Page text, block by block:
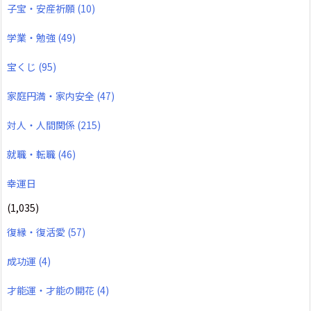
子宝・安産祈願 (10)
学業・勉強 (49)
宝くじ (95)
家庭円満・家内安全 (47)
対人・人間関係 (215)
就職・転職 (46)
幸運日
(1,035)
復縁・復活愛 (57)
成功運 (4)
才能運・才能の開花 (4)